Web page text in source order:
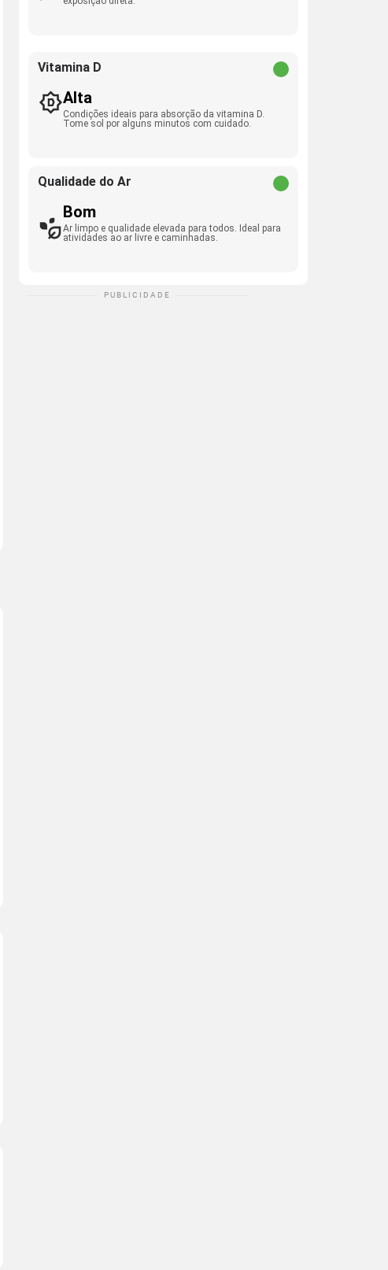
Vitamina D
Alta
Condições ideais para absorção da vitamina D.
Tome sol por alguns minutos com cuidado.
Qualidade do Ar
Bom
Ar limpo e qualidade elevada para todos. Ideal para
atividades ao ar livre e caminhadas.